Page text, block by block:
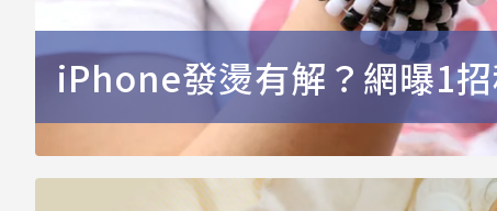
iPhone發燙有解？網曝1